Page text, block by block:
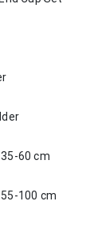
Rail
Pipe 35-
Pipe 55-